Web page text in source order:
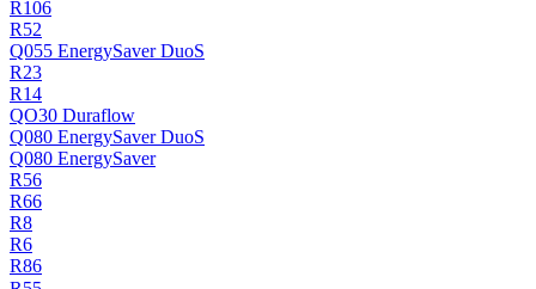
R106
R52
Q055 EnergySaver DuoS
R23
R14
QO30 Duraflow
Q080 EnergySaver DuoS
Q080 EnergySaver
R56
R66
R8
R6
R86